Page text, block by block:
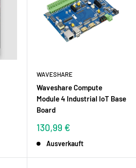
WAVESHARE
Waveshare Compute
Module 4 Industrial IoT Base
Board
Sonderpreis
130,99 €
Ausverkauft